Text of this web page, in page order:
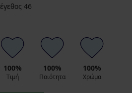
46
100%
Τιμή
100%
Ποιότητα
100%
Χρώμα